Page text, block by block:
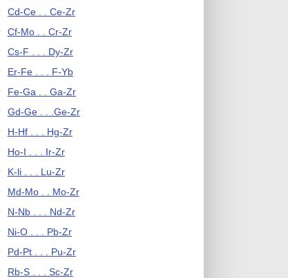
Cd-Ce . . Ce-Zr
Cf-Mo . . Cr-Zr
Cs-F . . . Dy-Zr
Er-Fe . . . F-Yb
Fe-Ga . . Ga-Zr
Gd-Ge . . .Ge-Zr
H-Hf . . . Hg-Zr
Ho-I . . . Ir-Zr
K-li . . . Lu-Zr
Md-Mo . . Mo-Zr
N-Nb . . . Nd-Zr
Ni-O . . . Pb-Zr
Pd-Pt . . . Pu-Zr
Rb-S . . . Sc-Zr